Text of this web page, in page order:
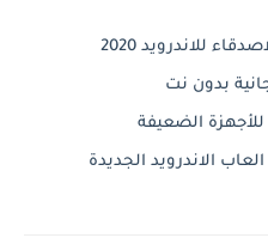
للاندرويد 2020
بدون نت
الاندرويد الجديدة